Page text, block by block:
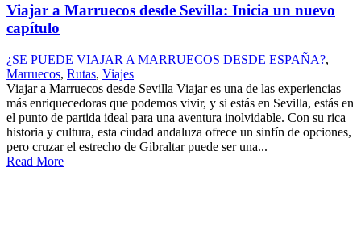
Viajar a Marruecos desde Sevilla: Inicia un nuevo
capítulo
¿SE PUEDE VIAJAR A MARRUECOS DESDE ESPAÑA?,
Marruecos, Rutas, Viajes
Viajar a Marruecos desde Sevilla Viajar es una de las experiencias
más enriquecedoras que podemos vivir, y si estás en Sevilla, estás en
el punto de partida ideal para una aventura inolvidable. Con su rica
historia y cultura, esta ciudad andaluza ofrece un sinfín de opciones,
pero cruzar el estrecho de Gibraltar puede ser una...
Read More